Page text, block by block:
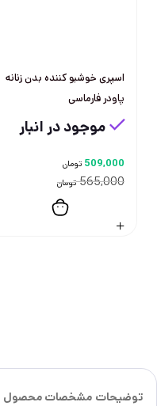
اسپری خوشبو کننده بدن زنانه
پاودر فارماسی
موجود در انبار
565,000 تومان
509,000 تومان
توضیحات مشخصات محصول